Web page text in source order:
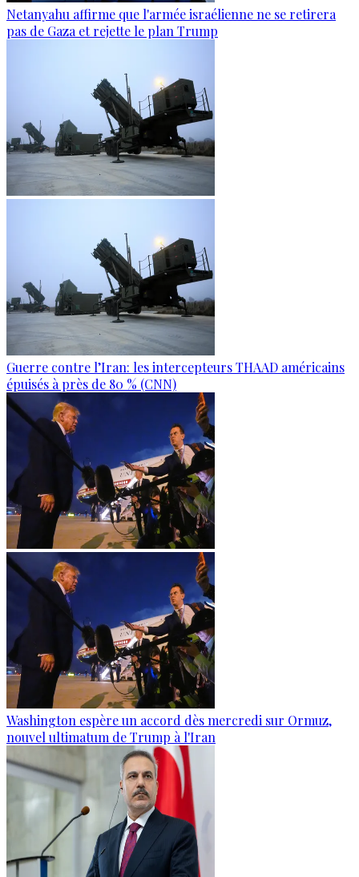
Netanyahu affirme que l'armée israélienne ne se retirera
pas de Gaza et rejette le plan Trump
Guerre contre l’Iran: les intercepteurs THAAD américains
épuisés à près de 80 % (CNN)
Washington espère un accord dès mercredi sur Ormuz,
nouvel ultimatum de Trump à l'Iran